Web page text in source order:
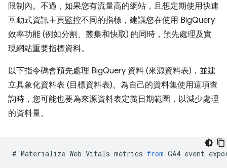
限制內。不過，如果您有流量高的網站，且想定期使用快速
互動式資訊主頁監控不同的指標，建議您在使用 BigQuery
效率功能 (例如分割、叢集和快取) 的同時，預先處理及實
現網站重要指標資料。
以下指令碼會預先處理 BigQuery 資料 (來源資料表)，並建
立具象化資料表 (目標資料表)。為自己的資料集使用這項查
詢時，您可能也要為來源資料表定義日期範圍，以減少處理
的資料量。
# Materialize Web Vitals metrics from GA4 event